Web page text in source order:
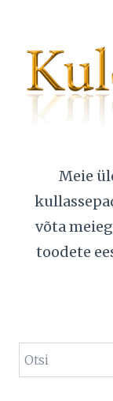
Meie
võta
toodete